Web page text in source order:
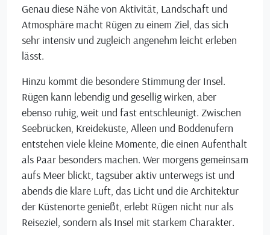
Genau diese Nähe von Aktivität, Landschaft und
Atmosphäre macht Rügen zu einem Ziel, das sich
sehr intensiv und zugleich angenehm leicht erleben
lässt.
Hinzu kommt die besondere Stimmung der Insel.
Rügen kann lebendig und gesellig wirken, aber
ebenso ruhig, weit und fast entschleunigt. Zwischen
Seebrücken, Kreideküste, Alleen und Boddenufern
entstehen viele kleine Momente, die einen Aufenthalt
als Paar besonders machen. Wer morgens gemeinsam
aufs Meer blickt, tagsüber aktiv unterwegs ist und
abends die klare Luft, das Licht und die Architektur
der Küstenorte genießt, erlebt Rügen nicht nur als
Reiseziel, sondern als Insel mit starkem Charakter.